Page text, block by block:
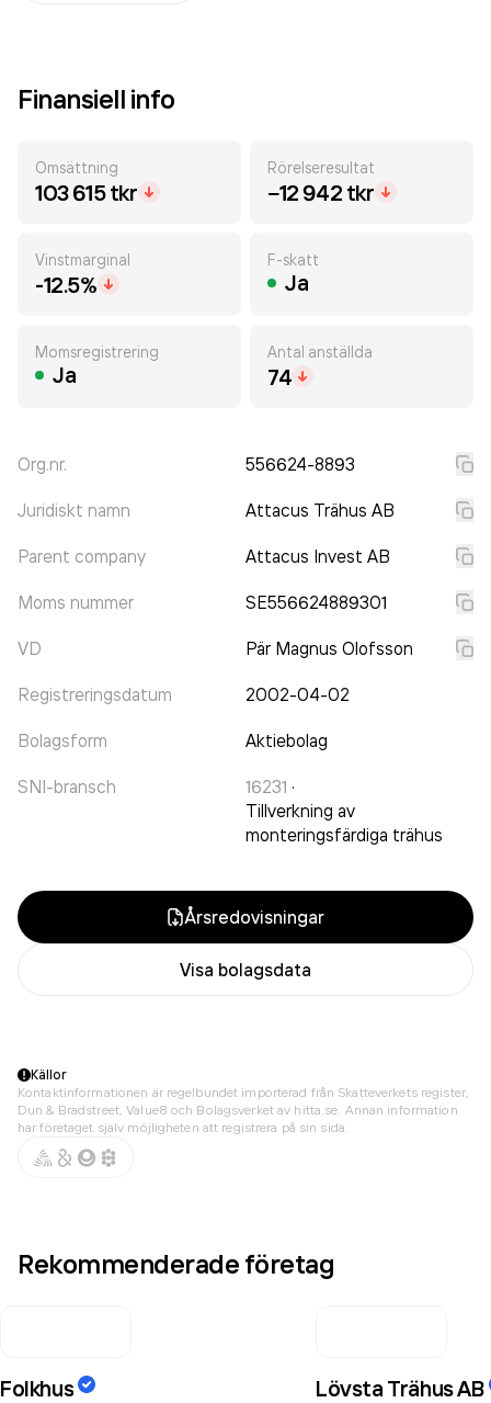
Finansiell info
Omsättning
103 615 tkr
Rörelseresultat
−12 942 tkr
Vinstmarginal
-12.5%
F-skatt
Ja
Momsregistrering
Ja
Antal anställda
74
Org.nr. 556624-8893
Juridiskt namn Attacus Trähus AB
Parent company Attacus Invest AB
Moms nummer SE556624889301
VD Pär Magnus Olofsson
Registreringsdatum 2002-04-02
Bolagsform Aktiebolag
SNI-bransch 16231 ·
Tillverkning av
monteringsfärdiga trähus
Årsredovisningar
Visa bolagsdata
Källor
Kontaktinformationen är regelbundet importerad från Skatteverkets register,
Dun & Bradstreet, Value8 och Bolagsverket av hitta.se. Annan information
har företaget själv möjligheten att registrera på sin sida.
Rekommenderade företag
Folkhus Lövsta Trähus AB